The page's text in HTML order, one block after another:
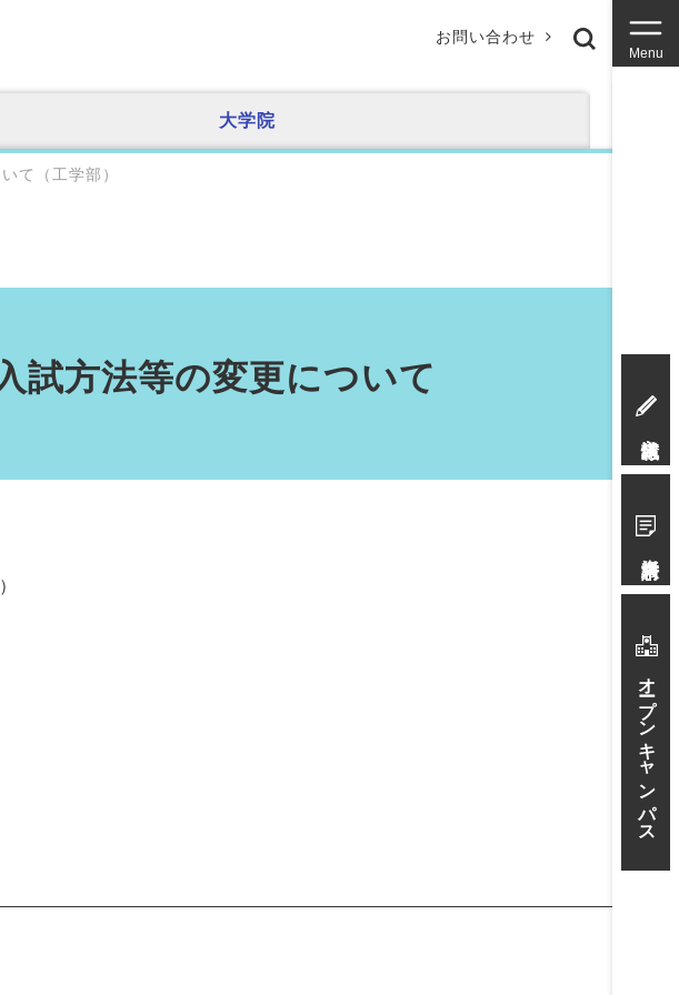
お問い合わせ
Menu
オープンキャンパス
大学院
て（工学部）
試方法等の変更について
）